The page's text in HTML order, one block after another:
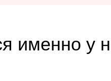
именно у